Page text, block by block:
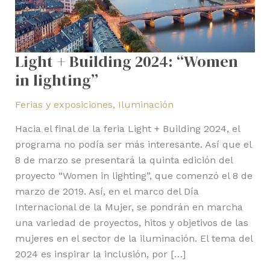
Light + Building 2024: “Women
in lighting”
Ferias y exposiciones, Iluminación
Hacia el final de la feria Light + Building 2024, el
programa no podía ser más interesante. Así que el
8 de marzo se presentará la quinta edición del
proyecto “Women in lighting”, que comenzó el 8 de
marzo de 2019. Así, en el marco del Día
Internacional de la Mujer, se pondrán en marcha
una variedad de proyectos, hitos y objetivos de las
mujeres en el sector de la iluminación. El tema del
2024 es inspirar la inclusión, por […]